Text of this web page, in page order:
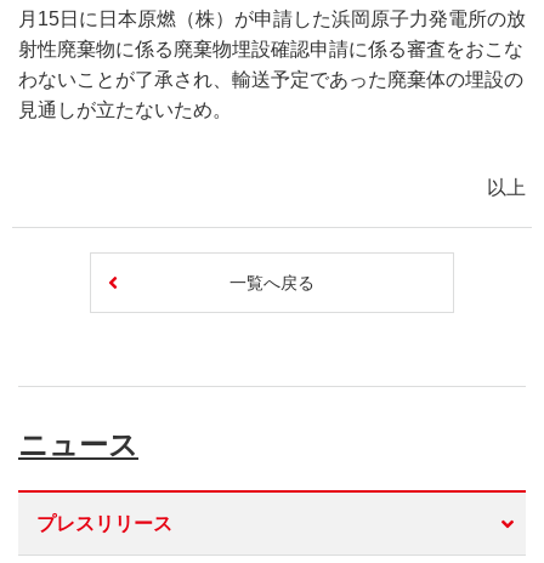
月15日に日本原燃（株）が申請した浜岡原子力発電所の放
射性廃棄物に係る廃棄物埋設確認申請に係る審査をおこな
わないことが了承され、輸送予定であった廃棄体の埋設の
見通しが立たないため。
以上
一覧へ戻る
ニュース
プレスリリース